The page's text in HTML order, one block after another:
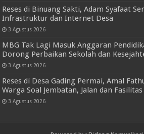
Reses di Binuang Sakti, Adam Syafaat
Infrastruktur dan Internet Desa
3 Agustus 2026
MBG Tak Lagi Masuk Anggaran
Dorong Perbaikan Sekolah dan
3 Agustus 2026
Reses di Desa Gading Permai, Amal
Warga Soal Jembatan, Jalan dan
3 Agustus 2026